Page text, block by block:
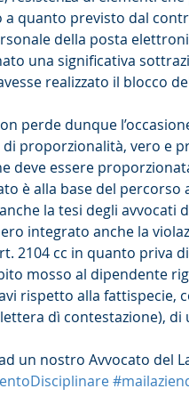
quanto previsto dal
della posta
una significativa
realizzato il blocco
perde dunque
proporzionalità, vero e
deve essere
è alla base del
la tesi degli avvocati
integrato anche la
2104 cc in quanto priva
mosso al dipendente
rispetto alla fattispecie,
dì contestazione),
un nostro Avvocato del